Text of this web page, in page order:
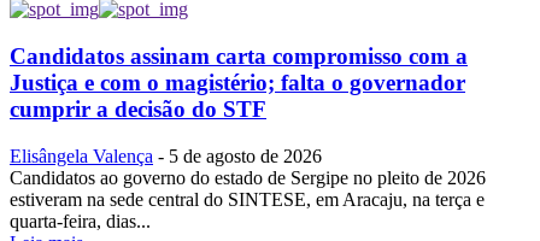
Candidatos assinam carta compromisso com a
Justiça e com o magistério; falta o governador
cumprir a decisão do STF
Elisângela Valença - 5 de agosto de 2026
Candidatos ao governo do estado de Sergipe no pleito de 2026
estiveram na sede central do SINTESE, em Aracaju, na terça e
quarta-feira, dias...